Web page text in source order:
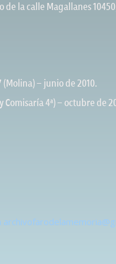
la calle Magallanes
– junio de 2010.
4ª) – octubre de